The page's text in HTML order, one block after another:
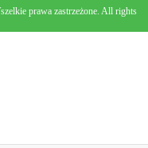
prawa zastrzeżone. All rights